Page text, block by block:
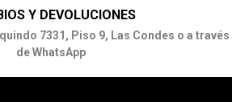
Y DEVOLUCIONES
7331, Piso 9, Las Condes o a través
de WhatsApp